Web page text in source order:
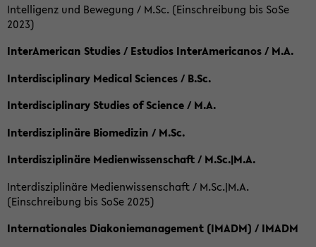
Intelligenz und Bewegung / M.Sc. (Einschreibung bis SoSe
2023)
InterAmerican Studies / Estudios InterAmericanos / M.A.
Interdisciplinary Medical Sciences / B.Sc.
Interdisciplinary Studies of Science / M.A.
Interdisziplinäre Biomedizin / M.Sc.
Interdisziplinäre Medienwissenschaft / M.Sc.|M.A.
Interdisziplinäre Medienwissenschaft / M.Sc.|M.A.
(Einschreibung bis SoSe 2025)
Internationales Diakoniemanagement (IMADM) / IMADM